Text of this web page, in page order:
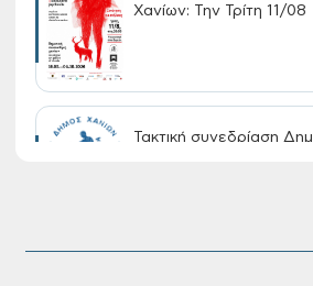
Χανίων: Την Τρίτη 11/08
Τακτική συνεδρίαση
Επαναλειτουργία του